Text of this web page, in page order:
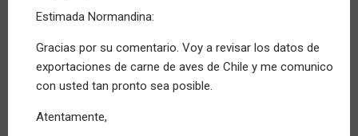
respuesta
En
ningún
comentario
por
Estimada Normandina:
Gracias por su comentario. Voy a revisar los datos de
exportaciones de carne de aves de Chile y me comunico
con usted tan pronto sea posible.
Atentamente,